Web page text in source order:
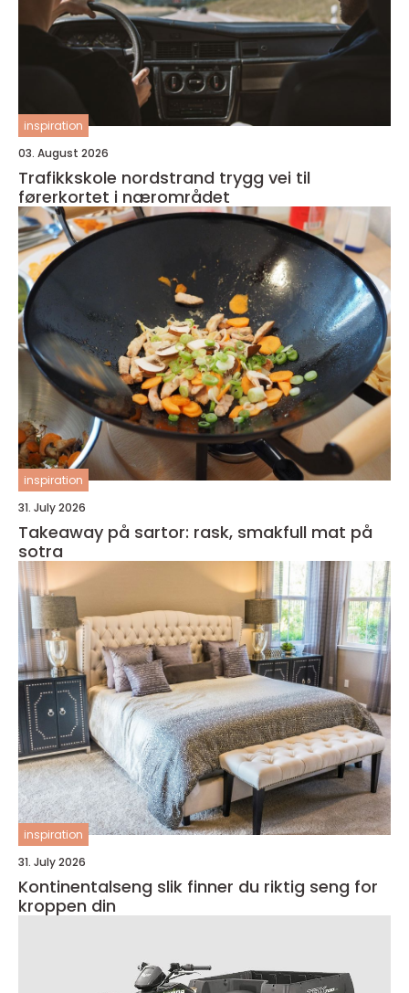
inspiration
03. August 2026
Trafikkskole nordstrand trygg vei til
førerkortet i nærområdet
inspiration
31. July 2026
Takeaway på sartor: rask, smakfull mat på
sotra
inspiration
31. July 2026
Kontinentalseng slik finner du riktig seng for
kroppen din